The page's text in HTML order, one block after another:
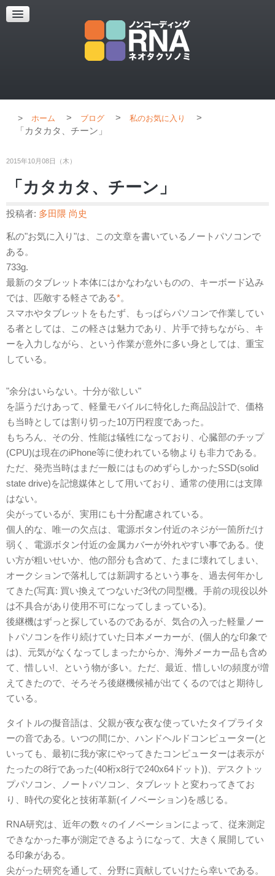
超解像顕微鏡
超解像顕微鏡の紹介
ホーム > ブログ > 私のお気に入り
>
「カタカタ、チーン」
2015年10月08日（木）
「カタカタ、チーン」
投稿者: 多田隈 尚史
私の"お気に入り"は、この文章を書いているノートパソコンで
ある。
733g.
最新のタブレット本体にはかなわないものの、キーボード込み
では、匹敵する軽さである*。
スマホやタブレットをもたず、もっぱらパソコンで作業してい
る者としては、この軽さは魅力であり、片手で持ちながら、キ
ーを入力しながら、という作業が意外に多い身としては、重宝
している。
"余分はいらない。十分が欲しい"
を謳うだけあって、軽量モバイルに特化した商品設計で、価格
も当時としては割り切った10万円程度であった。
もちろん、その分、性能は犠牲になっており、心臓部のチップ
(CPU)は現在のiPhone等に使われている物よりも非力である。
ただ、発売当時はまだ一般にはものめずらしかったSSD(solid
state drive)を記憶媒体として用いており、通常の使用には支障
はない。
尖がっているが、実用にも十分配慮されている。
個人的な、唯一の欠点は、電源ボタン付近のネジが一箇所だけ
弱く、電源ボタン付近の金属カバーが外れやすい事である。使
い方が粗いせいか、他の部分も含めて、たまに壊れてしまい、
オークションで落札しては新調するという事を、過去何年かし
てきた(写真: 買い換えてつないだ3代の同型機。手前の現役以外
は不具合があり使用不可になってしまっている)。
後継機はずっと探しているのであるが、気合の入った軽量ノー
トパソコンを作り続けていた日本メーカーが、(個人的な印象で
は)、元気がなくなってしまったからか、海外メーカー品も含め
て、惜しい!、という物が多い。ただ、最近、惜しい!の頻度が増
えてきたので、そろそろ後継機候補が出てくるのではと期待し
ている。
タイトルの擬音語は、父親が夜な夜な使っていたタイプライタ
ーの音である。いつの間にか、ハンドヘルドコンピューター(と
いっても、最初に我が家にやってきたコンピューターは表示が
たったの8行であった(40桁x8行で240x64ドット))、デスクトッ
プパソコン、ノートパソコン、タブレットと変わってきてお
り、時代の変化と技術革新(イノベーション)を感じる。
RNA研究は、近年の数々のイノベーションによって、従来測定
できなかった事が測定できるようになって、大きく展開してい
る印象がある。
尖がった研究を通して、分野に貢献していけたら幸いである。